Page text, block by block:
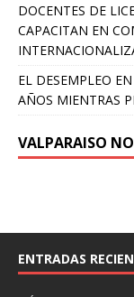
DOCENTES DE
CAPACITAN EN
EL DESEMPLEO
AÑOS MIENTRAS
VALPARAISO
ENTRADAS